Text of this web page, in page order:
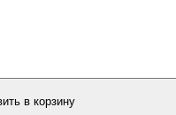
в корзину